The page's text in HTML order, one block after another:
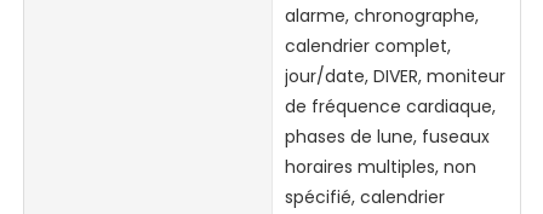
alarme, chronographe,
calendrier complet,
jour/date, DIVER, moniteur
de fréquence cardiaque,
phases de lune, fuseaux
horaires multiples, non
spécifié, calendrier